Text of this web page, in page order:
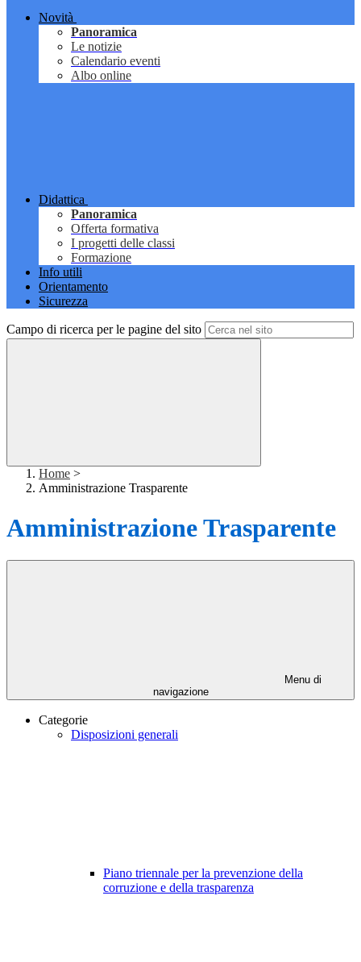
Novità
Panoramica
Le notizie
Calendario eventi
Albo online
Didattica
Panoramica
Offerta formativa
I progetti delle classi
Formazione
Info utili
Orientamento
Sicurezza
Campo di ricerca per le pagine del sito
Home >
Amministrazione Trasparente
Amministrazione Trasparente
Menu di
navigazione
Categorie
Disposizioni generali
Piano triennale per la prevenzione della
corruzione e della trasparenza